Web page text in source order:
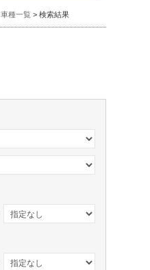
車種一覧 > 検索結果